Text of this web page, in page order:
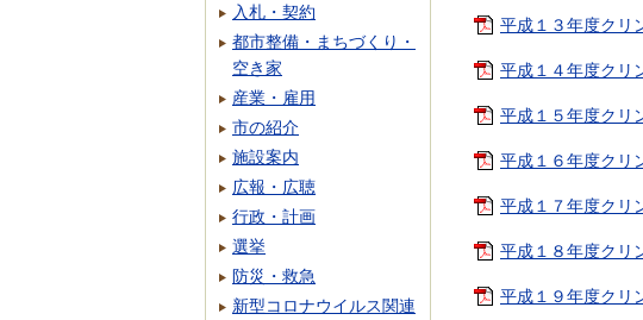
平成１３年度クリ
平成１４年度クリ
平成１５年度クリ
平成１６年度クリ
平成１７年度クリ
平成１８年度クリ
平成１９年度クリ
入札・契約
都市整備・まちづくり・
空き家
産業・雇用
市の紹介
施設案内
広報・広聴
行政・計画
選挙
防災・救急
新型コロナウイルス関連